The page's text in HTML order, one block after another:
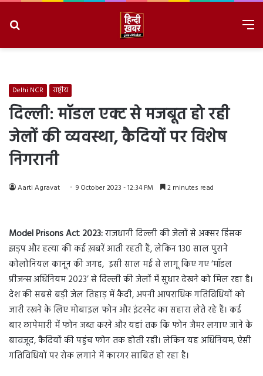
Delhi NCR राष्ट्रीय
दिल्ली: मॉडल एक्ट से मजबूत हो रही
जेलों की व्यवस्था, कैदियों पर विशेष
निगरानी
Aarti Agravat 9 October 2023 - 12:34 PM 2 minutes read
Model Prisons Act 2023:राजधानी दिल्ली की जेलों से अक्सर हिंसक
झड़प और हत्या की कई ख़बरें आती रहती हैं, लेकिन 130 साल पुराने
कोलोनियल कानून की जगह, इसी साल मई से लागू किए गए ‘मॉडल
प्रीजन्स अधिनियम 2023’ से दिल्ली की जेलों में सुधार देखने को मिल रहा है।
देश की सबसे बड़ी जेल तिहाड़ में कैदी, अपनी आपराधिक गतिविधियों को
जारी रखने के लिए मोबाइल फोन और इंटरनेट का सहारा लेते रहे हैं। कई
बार छापेमारी में फोन जब्त करने और यहां तक ​​कि फोन जैमर लगाए जाने के
बावजूद, कैदियों की पहुंच फोन तक होती रही। लेकिन यह अधिनियम, ऐसी
गतिविधियों पर रोक लगाने में कारगर साबित हो रहा है।